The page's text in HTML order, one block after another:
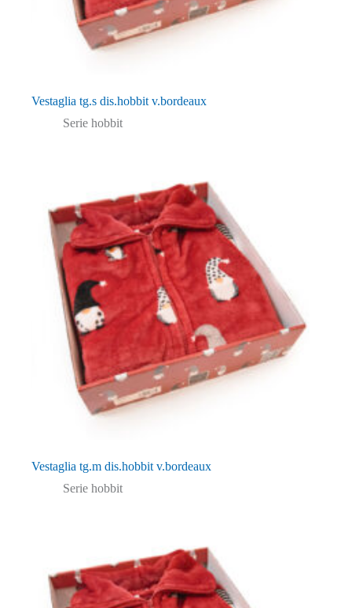
Vestaglia tg.s dis.hobbit v.bordeaux
Serie hobbit
Vestaglia tg.m dis.hobbit v.bordeaux
Serie hobbit